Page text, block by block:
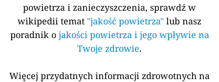
powietrza i zanieczyszczenia, sprawdź w
wikipedii temat "jakość powietrza" lub nasz
poradnik o jakości powietrza i jego wpływie na
Twoje zdrowie.
Więcej przydatnych informacji zdrowotnych na